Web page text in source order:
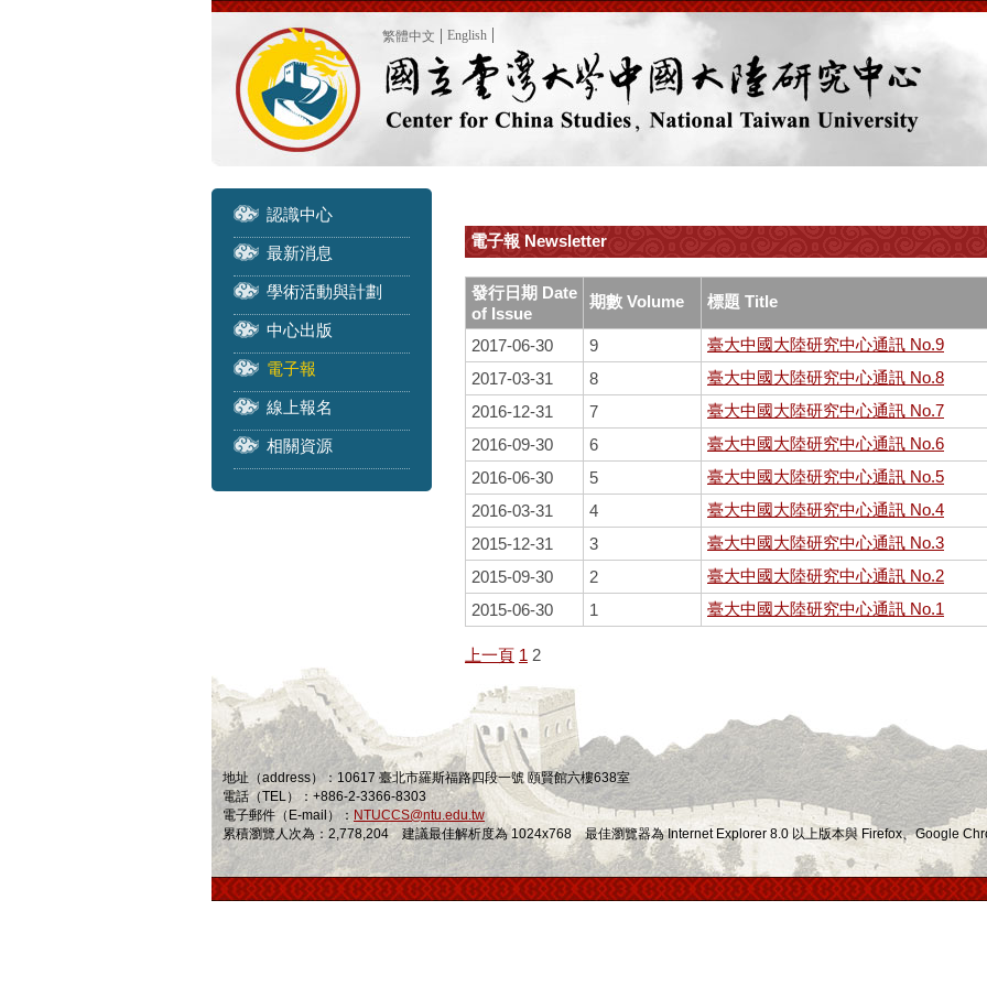
繁體中文 English
認識中心
最新消息
學術活動與計劃
中心出版
電子報
線上報名
相關資源
電子報 Newsletter
發行日期 Date
of Issue
期數 Volume 標題 Title
2017-06-30 9
臺大中國大陸研究中心通訊 No.9
2017-03-31
8
臺大中國大陸研究中心通訊 No.8
2016-12-31
7
臺大中國大陸研究中心通訊 No.7
2016-09-30
6
臺大中國大陸研究中心通訊 No.6
2016-06-30
5
臺大中國大陸研究中心通訊 No.5
2016-03-31
4
臺大中國大陸研究中心通訊 No.4
2015-12-31
3
臺大中國大陸研究中心通訊 No.3
2015-09-30
2
臺大中國大陸研究中心通訊 No.2
2015-06-30
1 臺大中國大陸研究中心通訊 No.1
上一頁 1 2
地址（address）：10617 臺北市羅斯福路四段一號 頤賢館六樓638室
電話（TEL）：+886-2-3366-8303
電子郵件（E-mail）： NTUCCS@ntu.edu.tw
累積瀏覽人次為：2,778,204 建議最佳解析度為 1024x768 最佳瀏覽器為 Internet Explorer 8.0 以上版本與 Firefox、Google